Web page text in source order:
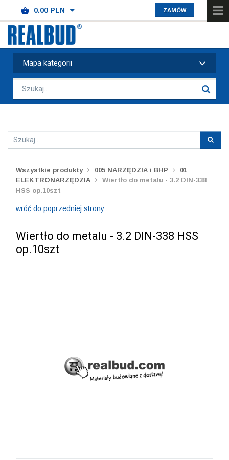
ZAMÓW
Mapa kategorii
Wszystkie produkty 005 NARZĘDZIA i BHP
01
ELEKTRONARZĘDZIA
Wiertło do metalu - 3.2 DIN-338
HSS op.10szt
wróć do poprzedniej strony
Wiertło do metalu - 3.2 DIN-338 HSS
op.10szt